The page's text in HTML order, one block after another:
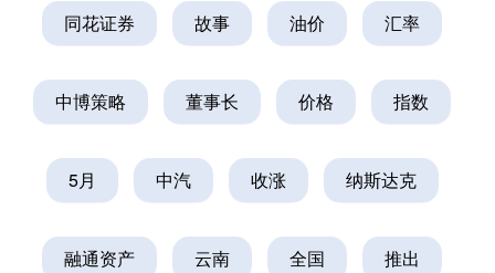
同花证券 故事 油价 汇率
中博策略 董事长 价格 指数
5月 中汽 收涨 纳斯达克
融通资产 云南 全国 推出